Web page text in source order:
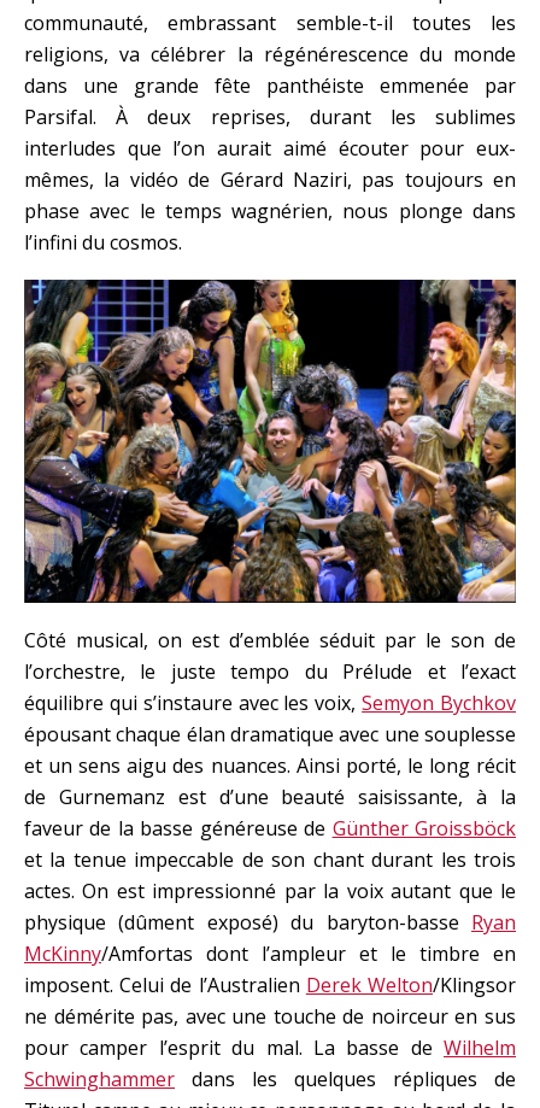
communauté, embrassant semble-t-il toutes les
religions, va célébrer la régénérescence du monde
dans une grande fête panthéiste emmenée par
Parsifal. À deux reprises, durant les sublimes
interludes que l’on aurait aimé écouter pour eux-
mêmes, la vidéo de Gérard Naziri, pas toujours en
phase avec le temps wagnérien, nous plonge dans
l’infini du cosmos.
Côté musical, on est d’emblée séduit par le son de
l’orchestre, le juste tempo du Prélude et l’exact
équilibre qui s’instaure avec les voix,Semyon Bychkov
épousant chaque élan dramatique avec une souplesse
et un sens aigu des nuances. Ainsi porté, le long récit
de Gurnemanz est d’une beauté saisissante, à la
faveur de la basse généreuse de Günther Groissböck
et la tenue impeccable de son chant durant les trois
actes. On est impressionné par la voix autant que le
physique (dûment exposé) du baryton-basse Ryan
McKinny/Amfortas dont l’ampleur et le timbre en
imposent. Celui de l’Australien Derek Welton/Klingsor
ne démérite pas, avec une touche de noirceur en sus
pour camper l’esprit du mal. La basse de Wilhelm
Schwinghammer dans les quelques répliques de